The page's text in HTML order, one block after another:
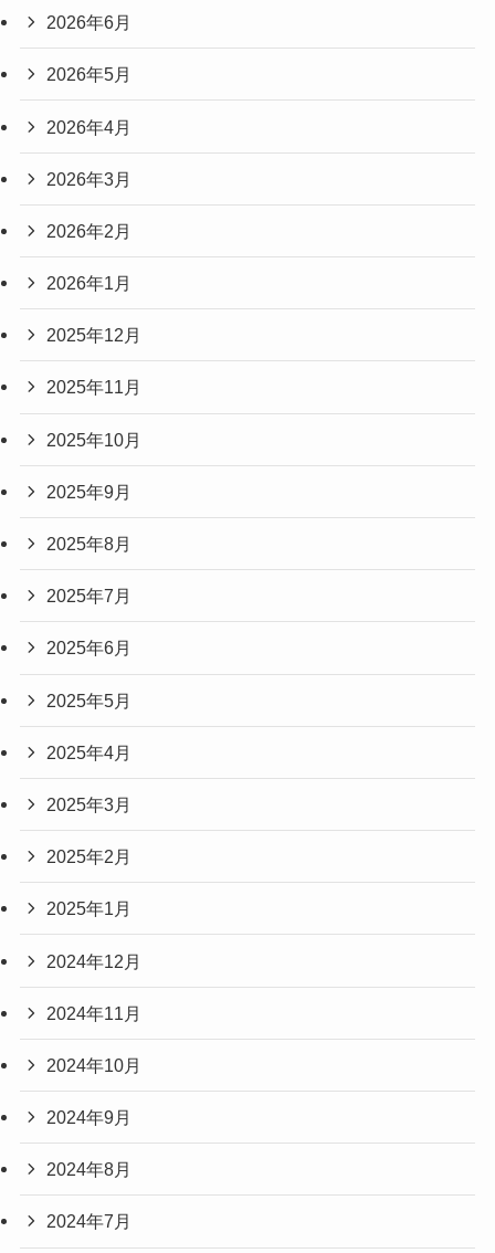
2026年6月
2026年5月
2026年4月
2026年3月
2026年2月
2026年1月
2025年12月
2025年11月
2025年10月
2025年9月
2025年8月
2025年7月
2025年6月
2025年5月
2025年4月
2025年3月
2025年2月
2025年1月
2024年12月
2024年11月
2024年10月
2024年9月
2024年8月
2024年7月